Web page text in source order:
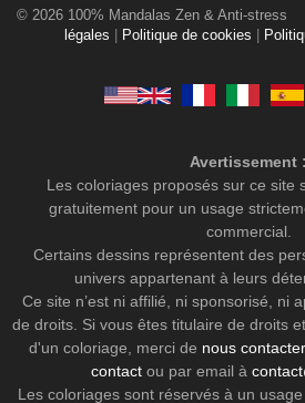
© 2026 100% Mandalas Zen & Anti-stress
légales
Politique de cookies
Avertissement :
Les coloriages proposés sur ce site
gratuitement pour un usage
commercial.
Certains dessins représentent des
univers appartenant à leurs
Ce site n’est ni affilié, ni sponsorisé, ni
de droits. Si vous êtes titulaire de droits
d'un coloriage, merci de nous
contactou par email à
Les coloriages sont réservés à un